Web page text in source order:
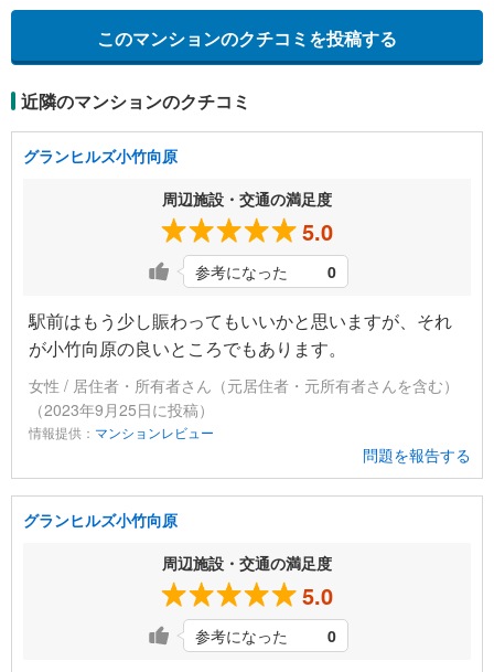
このマンションのクチコミを投稿する
近隣のマンションのクチコミ
グランヒルズ小竹向原
周辺施設・交通の満足度
5.0
参考になった 0
駅前はもう少し賑わってもいいかと思いますが、それ
が小竹向原の良いところでもあります。
女性 / 居住者・所有者さん（元居住者・元所有者さんを含む）
（2023年9月25日に投稿）
情報提供： マンションレビュー
問題を報告する
グランヒルズ小竹向原
周辺施設・交通の満足度
5.0
参考になった 0